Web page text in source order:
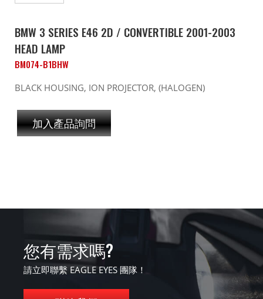
BMW 3 SERIES E46 2D / CONVERTIBLE 2001-2003
HEAD LAMP
BM074-B1BHW
BLACK HOUSING, ION PROJECTOR, (HALOGEN)
加入產品詢問
您有需求嗎?
請立即聯繫 EAGLE EYES 團隊！